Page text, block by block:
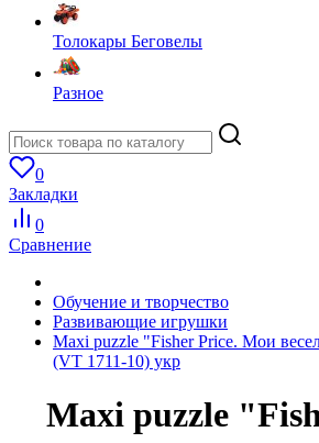
Толокары Беговелы
Разное
0
Закладки
0
Сравнение
Обучение и творчество
Развивающие игрушки
Maxi puzzle "Fisher Price. Мои
(VT 1711-10) укр
Maxi puzzle